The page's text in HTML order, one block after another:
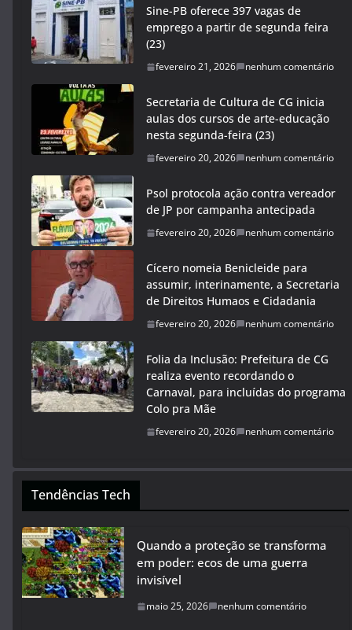
Sine-PB oferece 397 vagas de
emprego a partir de segunda feira
(23)
fevereiro 21, 2026 nenhum comentário
Secretaria de Cultura de CG inicia
aulas dos cursos de arte-educação
nesta segunda-feira (23)
fevereiro 20, 2026 nenhum comentário
Psol protocola ação contra vereador
de JP por campanha antecipada
fevereiro 20, 2026 nenhum comentário
Cícero nomeia Benicleide para
assumir, interinamente, a Secretaria
de Direitos Humaos e Cidadania
fevereiro 20, 2026 nenhum comentário
Folia da Inclusão: Prefeitura de CG
realiza evento recordando o
Carnaval, para incluídas do programa
Colo pra Mãe
fevereiro 20, 2026 nenhum comentário
Tendências Tech
Quando a proteção se transforma
em poder: ecos de uma guerra
invisível
maio 25, 2026 nenhum comentário